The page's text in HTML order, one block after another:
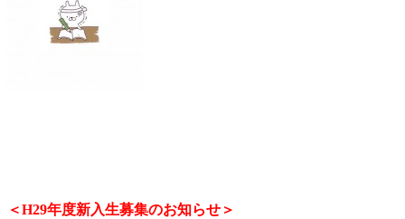
＜H29年度新入生募集のお知らせ＞